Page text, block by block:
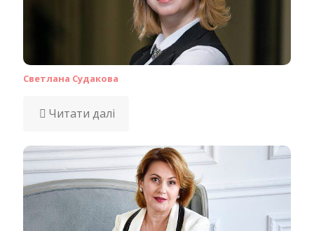
Светлана Судакова
Читати далі